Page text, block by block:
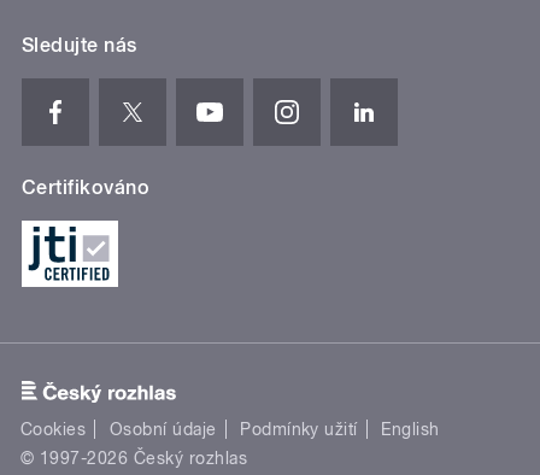
Sledujte nás
Certifikováno
Cookies Osobní údaje Podmínky užití
English
© 1997-2026 Český rozhlas